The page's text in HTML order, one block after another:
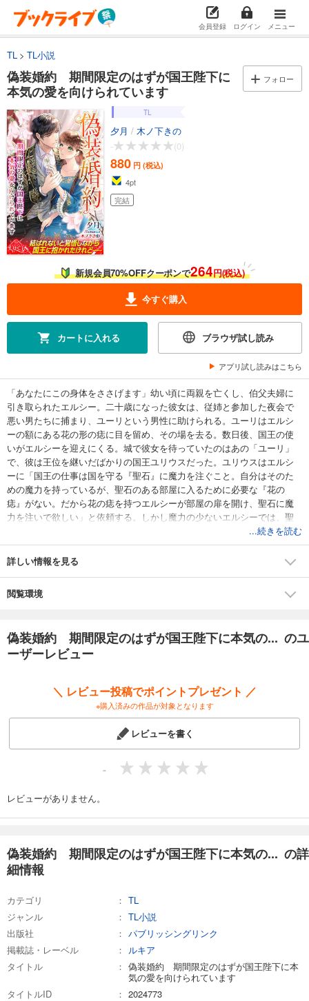
会員登録 ログイン メニュー
TL TL小説
偽装婚約 期間限定のはずが国王陛下に
本気の愛を向けられています
フォロー
TL
夕月 / 木ノ下きの
-
(0)
880 円 (税込)
4pt
完結
新規会員70%OFFクーポンで264円(税込)
今すぐ購入
カートに入れる ブラウザ試し読み
アプリ試し読みはこちら
「あなたにこの身体をささげます」幼い頃に両親を亡くし、伯父夫婦に
引き取られたエルシー。二十歳になった彼女は、従姉と参加した夜会で
悪い男たちに捕まり、ユーリという男性に助けられる。ユーリはエルシ
ーの額にある花の形の痣に目を留め、その場を去る。数日後、国王の使
いがエルシーを迎えにくる。城で彼女を待っていたのはあの「ユーリ」
で、彼は王位を継いだばかりの国王ユリウスだった。ユリウスはエルシ
ーに「国王の仕事は国を守る『聖石』に魔力を注ぐこと。自分はそのた
めの魔力を持っているが、聖石のある部屋に入るために必要な『花の
痣』がない。だから花の痣を持つエルシーが部屋の扉を開け、聖石に魔
力を注いで欲しい」と依頼する。しかし魔力の少ないエルシーでは、聖
石に魔力を注ぐのは難しかった。魔術師の指導のもと、痣をユリウスに
移すため二人は偽の婚約者となり性行為をすることに。ひとときの関係
だと自分に言い聞かせながら、ユリウスと夜を過ごすエルシーだった
...続きを読む
詳しい情報を見る
閲覧環境
偽装婚約 期間限定のはずが国王陛下に本気の... のユ
ーザーレビュー
＼ レビュー投稿でポイントプレゼント ／
※購入済みの作品が対象となります
レビューを書く
-
レビューがありません。
偽装婚約 期間限定のはずが国王陛下に本気の... の詳
細情報
カテゴリ
TL
ジャンル
TL小説
出版社
パブリッシングリンク
掲載誌・レーベル
ルキア
タイトル
偽装婚約 期間限定のはずが国王陛下に本
気の愛を向けられています
タイトルID
2024773